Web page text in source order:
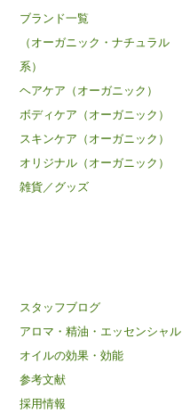
ブランド一覧
（オーガニック・ナチュラル
系）
ヘアケア（オーガニック）
ボディケア（オーガニック）
スキンケア（オーガニック）
オリジナル（オーガニック）
雑貨／グッズ
スタッフブログ
アロマ・精油・エッセンシャル
オイルの効果・効能
参考文献
採用情報